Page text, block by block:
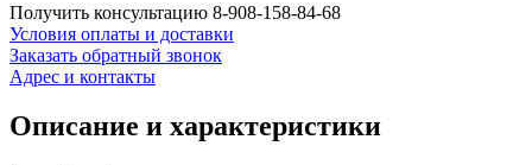
Получить консультацию 8-908-158-84-68
Условия оплаты и доставки
Заказать обратный звонок
Адрес и контакты
Описание и характеристики